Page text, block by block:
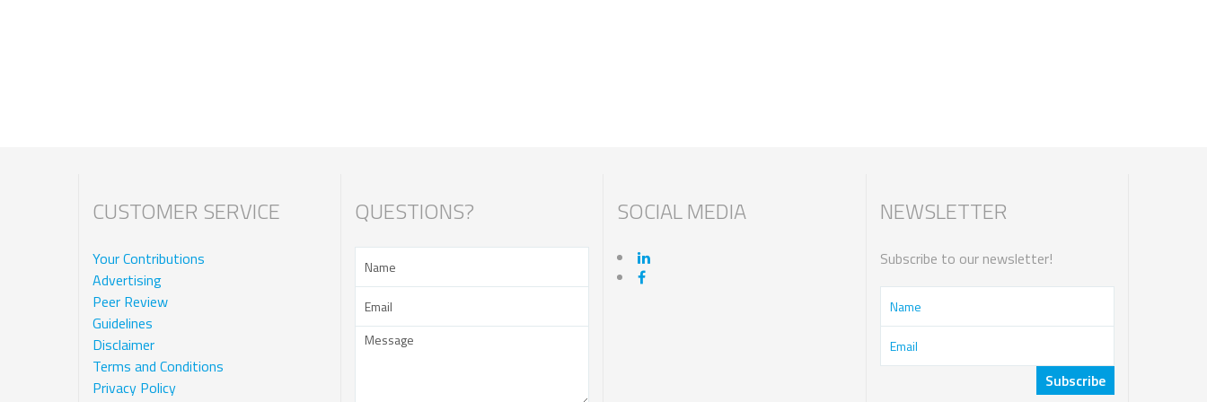
CUSTOMER SERVICE
Your Contributions
Advertising
Peer Review
Guidelines
Disclaimer
Terms and Conditions
Privacy Policy
QUESTIONS? SOCIAL MEDIA NEWSLETTER
Subscribe to our newsletter!